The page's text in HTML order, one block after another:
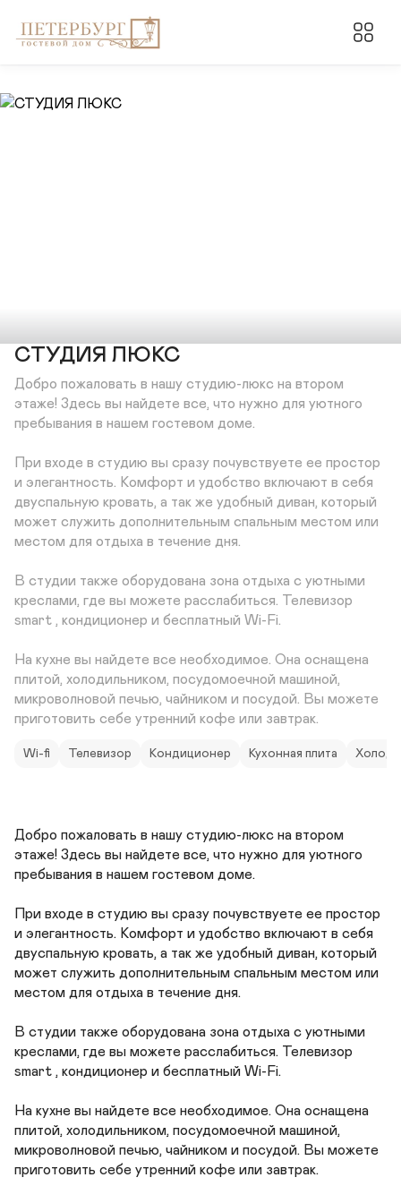
СТУДИЯ ЛЮКС
Добро пожаловать в нашу студию-люкс на втором
этаже! Здесь вы найдете все, что нужно для уютного
пребывания в нашем гостевом доме.
При входе в студию вы сразу почувствуете ее простор
и элегантность. Комфорт и удобство включают в себя
двуспальную кровать, а так же удобный диван, который
может служить дополнительным спальным местом или
местом для отдыха в течение дня.
В студии также оборудована зона отдыха с уютными
креслами, где вы можете расслабиться. Телевизор
smart , кондиционер и бесплатный Wi-Fi.
На кухне вы найдете все необходимое. Она оснащена
плитой, холодильником, посудомоечной машиной,
микроволновой печью, чайником и посудой. Вы можете
приготовить себе утренний кофе или завтрак.
Wi-fi Телевизор Кондиционер Кухонная плита
Добро пожаловать в нашу студию-люкс на втором
этаже! Здесь вы найдете все, что нужно для уютного
пребывания в нашем гостевом доме.
При входе в студию вы сразу почувствуете ее простор
и элегантность. Комфорт и удобство включают в себя
двуспальную кровать, а так же удобный диван, который
может служить дополнительным спальным местом или
местом для отдыха в течение дня.
В студии также оборудована зона отдыха с уютными
креслами, где вы можете расслабиться. Телевизор
smart , кондиционер и бесплатный Wi-Fi.
На кухне вы найдете все необходимое. Она оснащена
плитой, холодильником, посудомоечной машиной,
микроволновой печью, чайником и посудой. Вы можете
приготовить себе утренний кофе или завтрак.